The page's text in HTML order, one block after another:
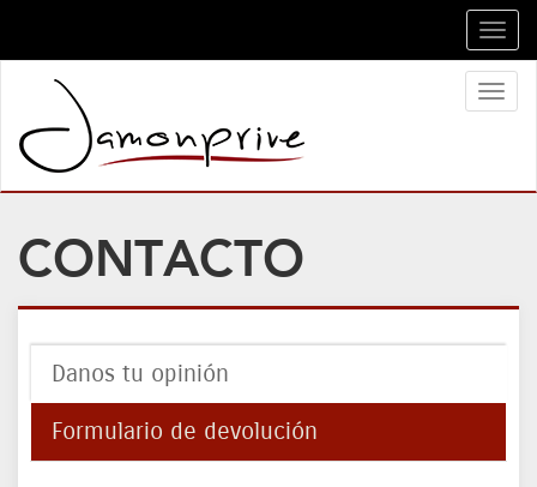
CONTACTO
Danos tu opinión
Formulario de devolución